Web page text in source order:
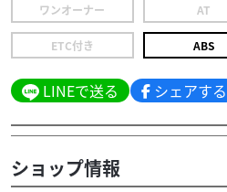
ワンオーナー AT
ETC付き ABS
LINEで送る シェアする
ショップ情報